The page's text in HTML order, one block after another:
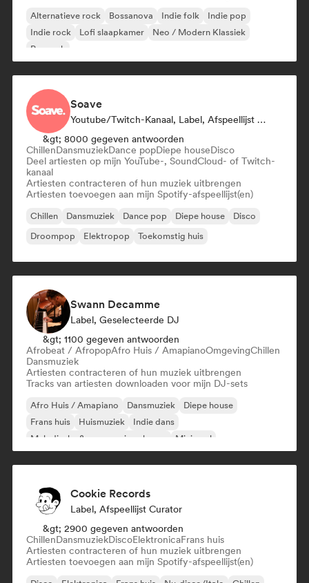
Alternatieve rock Bossanova Indie folk
Indie pop
Indie rock
Lofi slaapkamer
Neo / Modern Klassiek
Poprock
Soave
Youtube/Twitch-Kanaal, Label, Afspeellijst Curator
&gt; 8000 gegeven antwoorden
ChillenDansmuziekDance popDiepe houseDisco
Deel artiesten op mijn YouTube-, SoundCloud- of Twitch-
kanaal
Artiesten contracteren of hun muziek uitbrengen
Artiesten toevoegen aan mijn Spotify-afspeellijst(en)
Chillen Dansmuziek Dance pop Diepe house
Disco
Droompop
Elektropop Toekomstig huis
Swann Decamme
Label, Geselecteerde DJ
&gt; 1100 gegeven antwoorden
Afrobeat / AfropopAfro Huis / AmapianoOmgevingChillen
Dansmuziek
Artiesten contracteren of hun muziek uitbrengen
Tracks van artiesten downloaden voor mijn DJ-sets
Afro Huis / Amapiano Dansmuziek
Diepe house
Frans huis
Huismuziek
Indie dans
Melodische & progressieve house
Minimaal
Cookie Records
Label, Afspeellijst Curator
&gt; 2900 gegeven antwoorden
ChillenDansmuziekDiscoElektronicaFrans huis
Artiesten contracteren of hun muziek uitbrengen
Artiesten toevoegen aan mijn Spotify-afspeellijst(en)